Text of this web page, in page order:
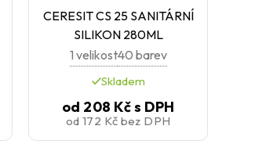
CERESIT CS 25 SANITÁRNÍ
SILIKON 280ML
1 velikost40 barev
Skladem
od 208 Kčs DPH
od 172 Kč bez DPH